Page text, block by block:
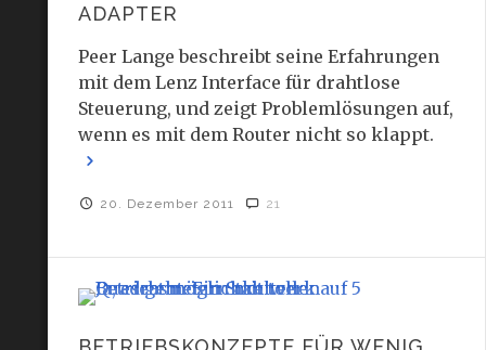
ADAPTER
Peer Lange beschreibt seine Erfahrungen
mit dem Lenz Interface für drahtlose
Steuerung, und zeigt Problemlösungen auf,
wenn es mit dem Router nicht so klappt.
20. Dezember 2011 21